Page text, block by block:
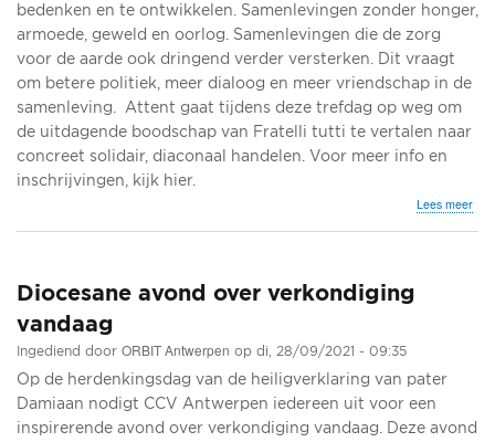
bedenken en te ontwikkelen. Samenlevingen zonder honger,
armoede, geweld en oorlog. Samenlevingen die de zorg
voor de aarde ook dringend verder versterken. Dit vraagt
om betere politiek, meer dialoog en meer vriendschap in de
samenleving. Attent gaat tijdens deze trefdag op weg om
de uitdagende boodschap van Fratelli tutti te vertalen naar
concreet solidair, diaconaal handelen. Voor meer info en
inschrijvingen, kijk hier.
Lees meerover
Diocesane avond over verkondiging
vandaag
Ingediend door ORBIT Antwerpen op di, 28/09/2021 - 09:35
Op de herdenkingsdag van de heiligverklaring van pater
Damiaan nodigt CCV Antwerpen iedereen uit voor een
inspirerende avond over verkondiging vandaag. Deze avond